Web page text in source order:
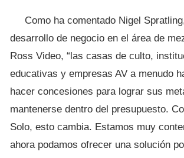
Como ha comentado Nigel
desarrollo de negocio en el área de
Ross Video, “las casas de culto,
educativas y empresas AV a menudo
hacer concesiones para lograr sus
mantenerse dentro del presupuesto.
Solo, esto cambia. Estamos muy
ahora podamos ofrecer una solución